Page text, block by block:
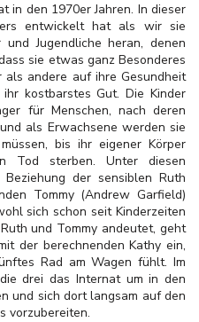
in den 1970er Jahren. In dieser
entwickelt hat als wir sie
Jugendliche heran, denen
sie etwas ganz Besonderes
als andere auf ihre Gesundheit
kostbarstes Gut. Die Kinder
für Menschen, nach deren
als Erwachsene werden sie
bis ihr eigener Körper
Tod sterben. Unter diesen
der sensiblen Ruth
Tommy (Andrew Garfield)
sich schon seit Kinderzeiten
und Tommy andeutet, geht
der berechnenden Kathy ein,
Rad am Wagen fühlt. Im
drei das Internat um in den
und sich dort langsam auf den
vorzubereiten.